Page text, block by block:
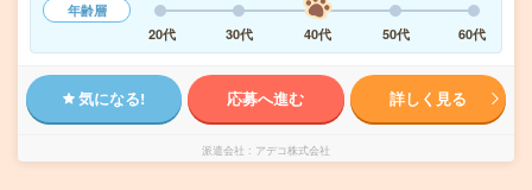
年齢層
20代
30代 40代 50代 60代
気になる! 応募へ進む 詳しく見る
派遣会社 アデコ株式会社